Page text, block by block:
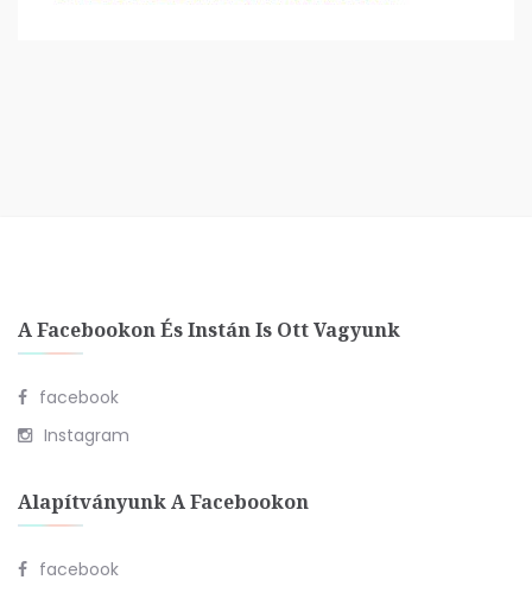
A Facebookon És Instán Is Ott Vagyunk
facebook
Instagram
Alapítványunk A Facebookon
facebook